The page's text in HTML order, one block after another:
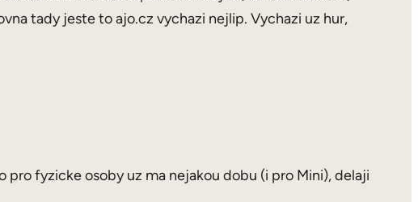
tady jeste to ajo.cz vychazi nejlip. Vychazi uz hur,
pro fyzicke osoby uz ma nejakou dobu (i pro Mini), delaji